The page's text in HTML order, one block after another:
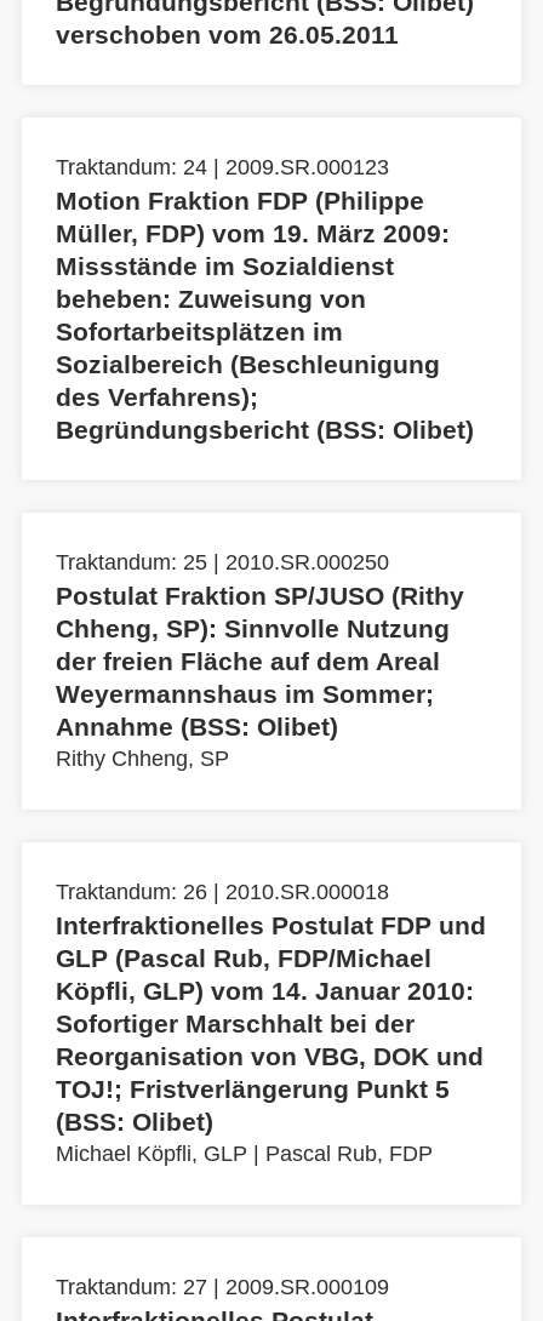
verschoben vom 26.05.2011
Traktandum: 24 | 2009.SR.000123
Motion Fraktion FDP (Philippe
Müller, FDP) vom 19. März 2009:
Missstände im Sozialdienst
beheben: Zuweisung von
Sofortarbeitsplätzen im
Sozialbereich (Beschleunigung
des Verfahrens);
Begründungsbericht (BSS: Olibet)
Traktandum: 25 | 2010.SR.000250
Postulat Fraktion SP/JUSO (Rithy
Chheng, SP): Sinnvolle Nutzung
der freien Fläche auf dem Areal
Weyermannshaus im Sommer;
Annahme (BSS: Olibet)
Rithy Chheng, SP
Traktandum: 26 | 2010.SR.000018
Interfraktionelles Postulat FDP und
GLP (Pascal Rub, FDP/Michael
Köpfli, GLP) vom 14. Januar 2010:
Sofortiger Marschhalt bei der
Reorganisation von VBG, DOK und
TOJ!; Fristverlängerung Punkt 5
(BSS: Olibet)
Michael Köpfli, GLP Pascal Rub, FDP
Traktandum: 27 | 2009.SR.000109